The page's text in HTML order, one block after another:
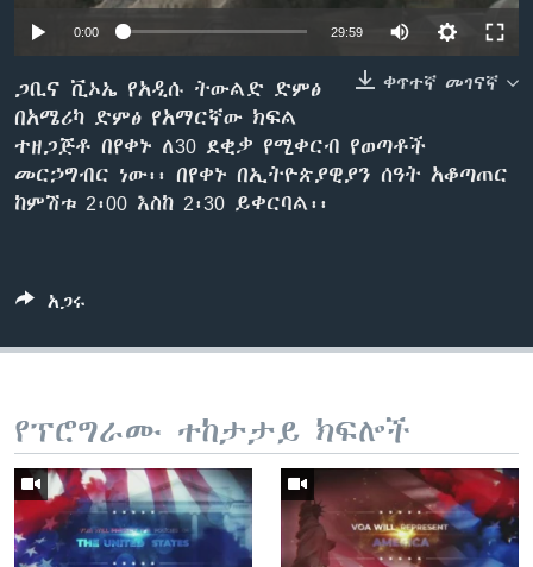
ቋንቋዎች
0:00 29:59
ቀጥተኛ መገናኛ
ጋቢና ቪኦኤ የአዲሱ ትውልድ ድምፅ
በአሜሪካ ድምፅ የአማርኛው ክፍል
ተዘጋጅቶ በየቀኑ ለ30 ደቂቃ የሚቀርብ የወጣቶች
መርኃግብር ነው፡፡ በየቀኑ በኢትዮጵያዊያን ሰዓት አቆጣጠር
ከምሽቱ 2፡00 እስከ 2፡30 ይቀርባል፡፡
አጋሩ
የፕሮግራሙ ተከታታይ ክፍሎች